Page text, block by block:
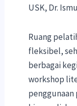
USK, Dr.
Ruang
fleksibel,
berbagai
workshop